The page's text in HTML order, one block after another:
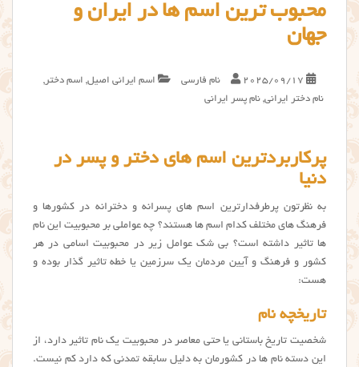
محبوب ترین اسم ها در ایران و
جهان
2025/09/17 نام فارسی اسم ایرانی اصیل, اسم دختر ,
نام دختر ایرانی, نام پسر ایرانی
پرکاربردترین اسم های دختر و پسر در
دنیا
به نظرتون پرطرفدارترین اسم های پسرانه و دخترانه در کشورها و
فرهنگ های مختلف کدام اسم ها هستند؟ چه عواملی بر محبوبیت این نام
ها تاثیر داشته است؟ بی شک عوامل زیر در محبوبیت اسامی در هر
کشور و فرهنگ و آیین مردمان یک سرزمین یا خطه تاثیر گذار بوده و
هست:
تاریخچه نام
شخصیت تاریخ باستانی یا حتی معاصر در محبوبیت یک نام تاثیر دارد، از
این دسته نام ها در کشورمان به دلیل سابقه تمدنی که دارد کم نیست.